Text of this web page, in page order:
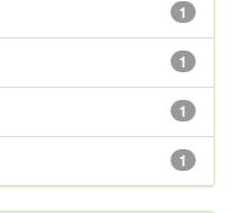
1
1
1
1